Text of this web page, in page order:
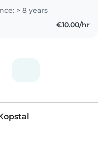
notamment de
de
> 8 years
€10.00/hr